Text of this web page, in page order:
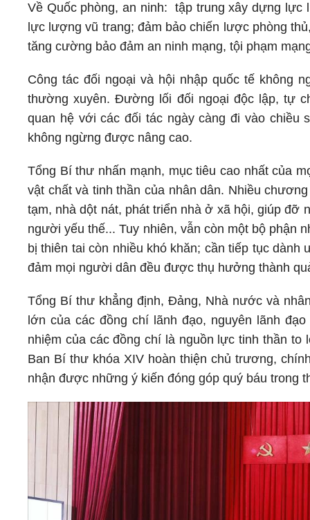
Về Quốc phòng, an ninh: tập trung xây dựng lực
lực lượng vũ trang; đảm bảo chiến lược phòng
tăng cường bảo đảm an ninh mạng, tội phạm
Công tác đối ngoại và hội nhập quốc tế không
thường xuyên. Đường lối đối ngoại độc lập, tự
quan hệ với các đối tác ngày càng đi vào chiều
không ngừng được nâng cao.
Tổng Bí thư nhấn mạnh, mục tiêu cao nhất của
vật chất và tinh thần của nhân dân. Nhiều
tạm, nhà dột nát, phát triển nhà ở xã hội, giúp đỡ
người yếu thế... Tuy nhiên, vẫn còn một bộ phận
bị thiên tai còn nhiều khó khăn; cần tiếp tục
đảm mọi người dân đều được thụ hưởng thành
Tổng Bí thư khẳng định, Đảng, Nhà nước và
lớn của các đồng chí lãnh đạo, nguyên lãnh
nhiệm của các đồng chí là nguồn lực tinh thần
Ban Bí thư khóa XIV hoàn thiện chủ trương,
nhận được những ý kiến đóng góp quý báu trong